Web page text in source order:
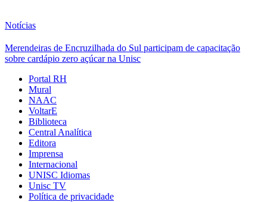
Notícias
Merendeiras de Encruzilhada do Sul participam de capacitação
sobre cardápio zero açúcar na Unisc
Portal RH
Mural
NAAC
VoltarE
Biblioteca
Central Analítica
Editora
Imprensa
Internacional
UNISC Idiomas
Unisc TV
Política de privacidade